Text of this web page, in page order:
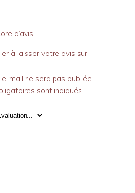
d’avis.
à laisser votre avis sur
mail ne sera pas publiée.
sont indiqués